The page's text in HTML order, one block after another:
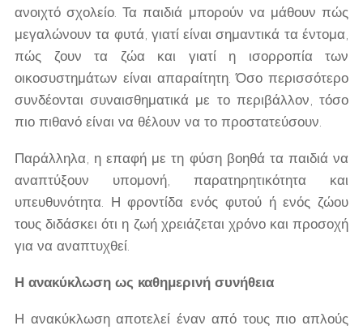
ανοιχτό σχολείο. Τα παιδιά μπορούν να μάθουν πώς
μεγαλώνουν τα φυτά, γιατί είναι σημαντικά τα έντομα,
πώς ζουν τα ζώα και γιατί η ισορροπία των
οικοσυστημάτων είναι απαραίτητη. Όσο περισσότερο
συνδέονται συναισθηματικά με το περιβάλλον, τόσο
πιο πιθανό είναι να θέλουν να το προστατεύσουν.
Παράλληλα, η επαφή με τη φύση βοηθά τα παιδιά να
αναπτύξουν υπομονή, παρατηρητικότητα και
υπευθυνότητα. Η φροντίδα ενός φυτού ή ενός ζώου
τους διδάσκει ότι η ζωή χρειάζεται χρόνο και προσοχή
για να αναπτυχθεί.
Η ανακύκλωση ως καθημερινή συνήθεια
Η ανακύκλωση αποτελεί έναν από τους πιο απλούς